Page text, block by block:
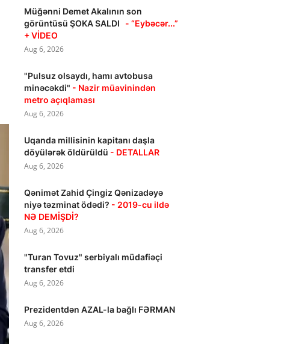
Müğənni Demet Akalının son
görüntüsü ŞOKA SALDI - “Eybəcər...”
+ VİDEO
Aug 6, 2026
"Pulsuz olsaydı, hamı avtobusa
minəcəkdi" - Nazir müavinindən
metro açıqlaması
Aug 6, 2026
Uqanda millisinin kapitanı daşla
döyülərək öldürüldü - DETALLAR
Aug 6, 2026
Qənimət Zahid Çingiz Qənizadəyə
niyə təzminat ödədi? - 2019-cu ildə
NƏ DEMİŞDİ?
Aug 6, 2026
"Turan Tovuz" serbiyalı müdafiəçi
transfer etdi
Aug 6, 2026
Prezidentdən AZAL-la bağlı FƏRMAN
Aug 6, 2026